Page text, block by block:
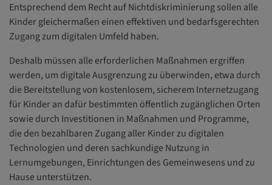
Entsprechend dem Recht auf Nichtdiskriminierung sollen alle
Kinder gleichermaßen einen effektiven und bedarfsgerechten
Zugang zum digitalen Umfeld haben.
Deshalb müssen alle erforderlichen Maßnahmen ergriffen
werden, um digitale Ausgrenzung zu überwinden, etwa durch
die Bereitstellung von kostenlosem, sicherem Internetzugang
für Kinder an dafür bestimmten öffentlich zugänglichen Orten
sowie durch Investitionen in Maßnahmen und Programme,
die den bezahlbaren Zugang aller Kinder zu digitalen
Technologien und deren sachkundige Nutzung in
Lernumgebungen, Einrichtungen des Gemeinwesens und zu
Hause unterstützen.